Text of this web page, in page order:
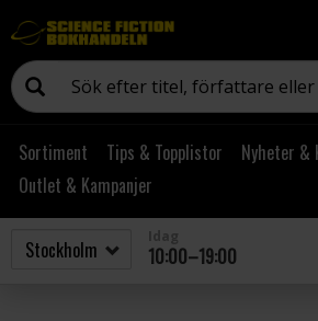
Sortiment Tips & Topplistor
Nyheter &
Outlet & Kampanjer
10:00–19:00